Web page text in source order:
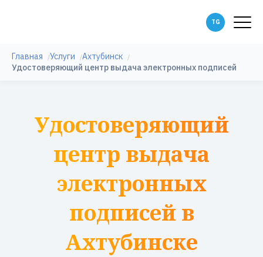
Главная Услуги
Ахтубинск
Удостоверяющий центр выдача электронных подписей
Удостоверяющий
центр выдача
электронных
подписей в
Ахтубинске